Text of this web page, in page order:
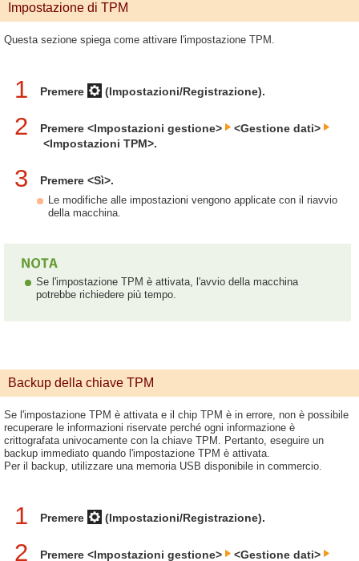
Impostazione di TPM
Questa sezione spiega come attivare l'impostazione TPM.
1 Premere (Impostazioni/Registrazione).
2 Premere <Impostazioni gestione>
<Gestione dati>
<Impostazioni TPM>.
3 Premere <Sì>.
Le modifiche alle impostazioni vengono applicate con il riavvio
della macchina.
Se l'impostazione TPM è attivata, l'avvio della macchina
potrebbe richiedere più tempo.
Backup della chiave TPM
Se l'impostazione TPM è attivata e il chip TPM è in errore, non è possibile
recuperare le informazioni riservate perché ogni informazione è
crittografata univocamente con la chiave TPM. Pertanto, eseguire un
backup immediato quando l'impostazione TPM è attivata.
Per il backup, utilizzare una memoria USB disponibile in commercio.
1 Premere (Impostazioni/Registrazione).
2 Premere <Impostazioni gestione> <Gestione dati>